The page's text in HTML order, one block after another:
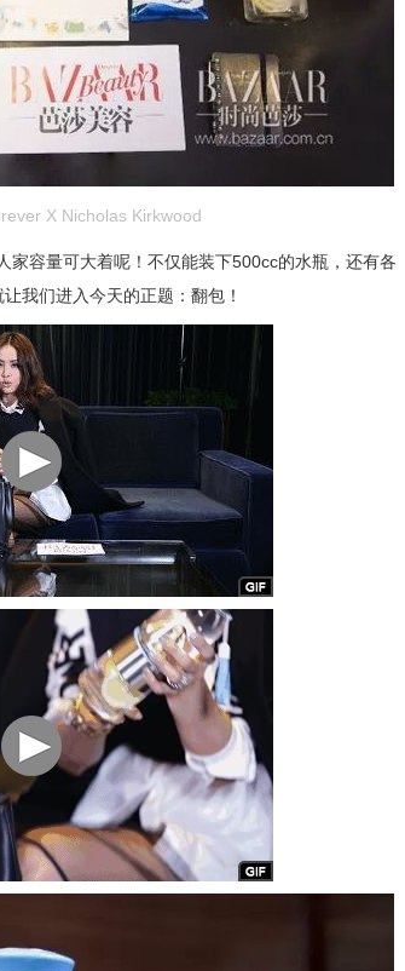
X Nicholas Kirkwood
家容量可大着呢！不仅能装下500cc的水瓶，还有各
我们进入今天的正题：翻包！